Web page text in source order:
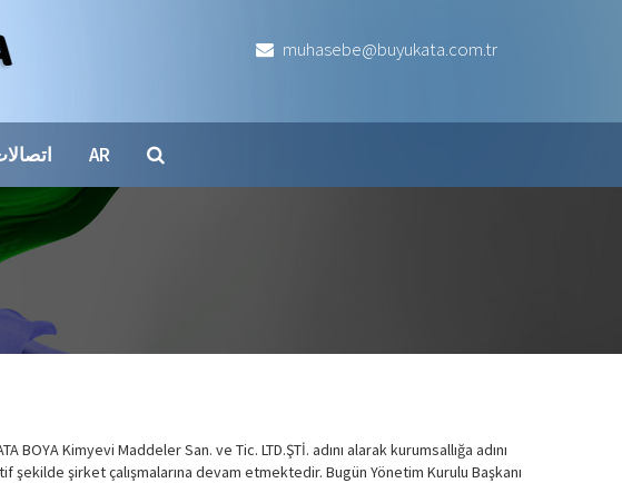
muhasebe@buyukata.com.tr
AR
Kimyevi Maddeler San. ve Tic. LTD.ŞTİ. adını alarak kurumsallığa adını
şirket çalışmalarına devam etmektedir. Bugün Yönetim Kurulu Başkanı